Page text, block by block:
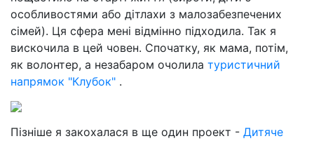
особливостями або дітлахи з малозабезпечених
сімей). Ця сфера мені відмінно підходила. Так я
вискочила в цей човен. Спочатку, як мама, потім,
як волонтер, а незабаром очолила туристичний
напрямок "Клубок" .
Пізніше я закохалася в ще один проект - Дитяче